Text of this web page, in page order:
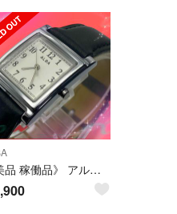
《美品 稼働品》 アルバ メンズ腕時計 防水 ホワイト文字盤 クオーツ